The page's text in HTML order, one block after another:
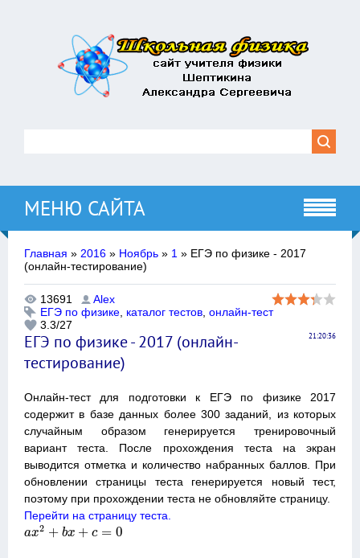
МЕНЮ САЙТА
Главная » 2016 » Ноябрь » 1 » ЕГЭ по физике - 2017
(онлайн-тестирование)
13691
Alex
ЕГЭ по физике каталог тестов онлайн-тест
3.3/27
21:20:36
ЕГЭ по физике - 2017 (онлайн-
тестирование)
Онлайн-тест для подготовки к ЕГЭ по физике 2017
содержит в базе данных более 300 заданий, из которых
случайным образом генерируется тренировочный
вариант теста. После прохождения теста на экран
выводится отметка и количество набранных баллов. При
обновлении страницы теста генерируется новый тест,
поэтому при прохождении теста не обновляйте страницу.
Перейти на страницу теста.
ax2 + bx + c = 0
ax2+ bx +c=0